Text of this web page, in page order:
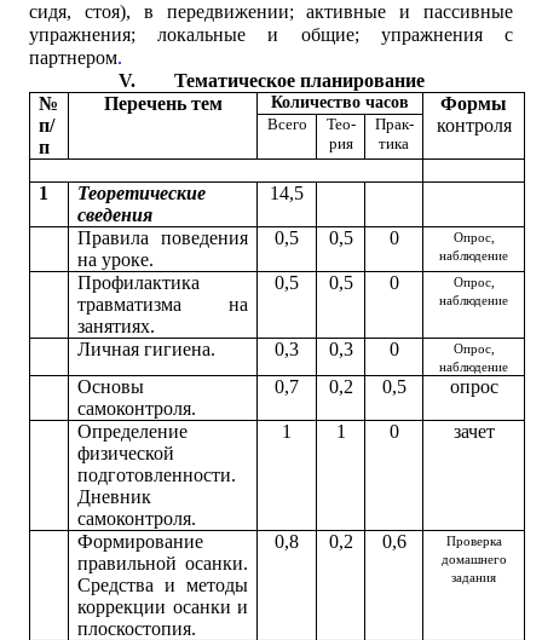
сидя, стоя), в передвижении; активные и пассивные
упражнения; локальные и общие; упражнения с
партнером.
V.
Тематическое планирование
№
п/
п
Перечень тем Количество часов
Формы
контроля
Всего
Тео-
рия
Прак-
тика
1
Теоретические
сведения
14,5
Правила поведения
на уроке.
0,5 0,5 0
Опрос,
наблюдение
Профилактика
травматизма на
занятиях.
0,5 0,5 0
Опрос,
наблюдение
Личная гигиена. 0,3 0,3 0
Опрос,
наблюдение
Основы
самоконтроля.
0,7 0,2 0,5 опрос
Определение
физической
подготовленности.
Дневник
самоконтроля.
1 1 0 зачет
Формирование
правильной осанки.
Средства и методы
коррекции осанки и
плоскостопия.
0,8 0,2 0,6
Проверка
домашнего
задания